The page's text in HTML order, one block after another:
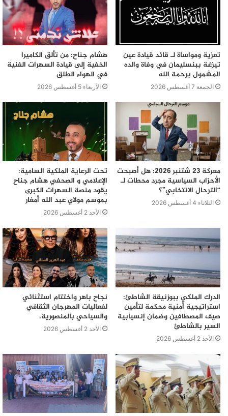
تعزية ومواساة لـ قائد قيادة عين
تيزغة ببنسليمان في وفاة والده
المشمول برحمة الله
الجمعة 7 أغسطس 2026
هشام جناح: من تألق الكاميرا
الخفية إلى قيادة السهرات الفنية
في الهواء الطلق
الأربعاء 5 أغسطس 2026
معركة 23 شتنبر 2026: هل أصبحت
الأحزاب السياسية مجرد محطات لـ
“الترحال الانتخابي”؟
الثلاثاء 4 أغسطس 2026
تحت الرعاية الملكية السامية:
الإعلامي و الصحفي هشام جناح
يقود منصة السهرات الكبرى
بموسم مولاي عبد الله أمغار
الأحد 2 أغسطس 2026
الدرك الملكي ببوزنيقة الشاطئ:
استراتيجية أمنية محكمة لتأمين
صيف المصطافين وضمان إنسيابية
السير بالشاطئ
الأحد 2 أغسطس 2026
نجاح باهر واختتام استثنائي
لفعاليات المهرجان الثقافي
والسياحي بالمنصورية.
الأحد 2 أغسطس 2026